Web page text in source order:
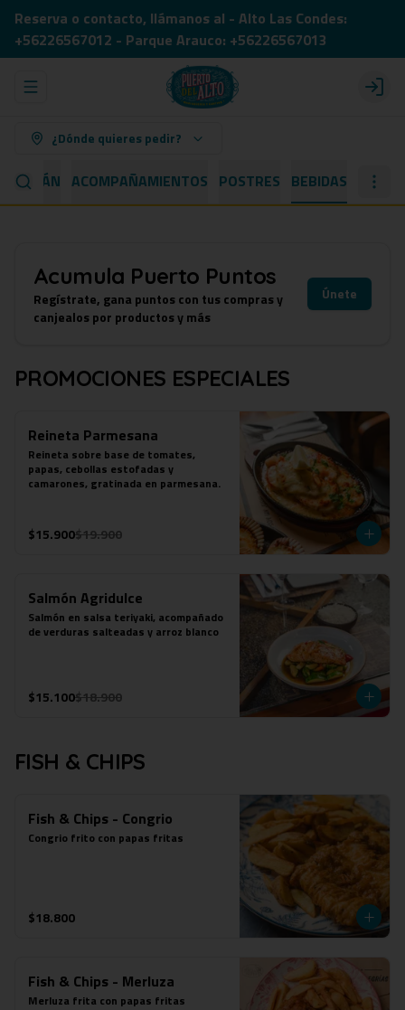
Reserva o contacto, llámanos al - Alto Las Condes:
+56226567012 - Parque Arauco: +56226567013
Abrir menu de navegación Login
¿Dónde quieres pedir?
ACOMPAÑAMIENTOS POSTRES BEBIDAS
Acumula Puerto Puntos
Regístrate, gana puntos con tus compras y
canjealos por productos y más
Únete
PROMOCIONES ESPECIALES
Reineta Parmesana
Reineta sobre base de tomates,
papas, cebollas estofadas y
camarones, gratinada en parmesana.
$15.900$19.900
Salmón Agridulce
Salmón en salsa teriyaki, acompañado
de verduras salteadas y arroz blanco
$15.100$18.900
FISH & CHIPS
Fish & Chips - Congrio
Congrio frito con papas fritas
$18.800
Fish & Chips - Merluza
Merluza frita con papas fritas